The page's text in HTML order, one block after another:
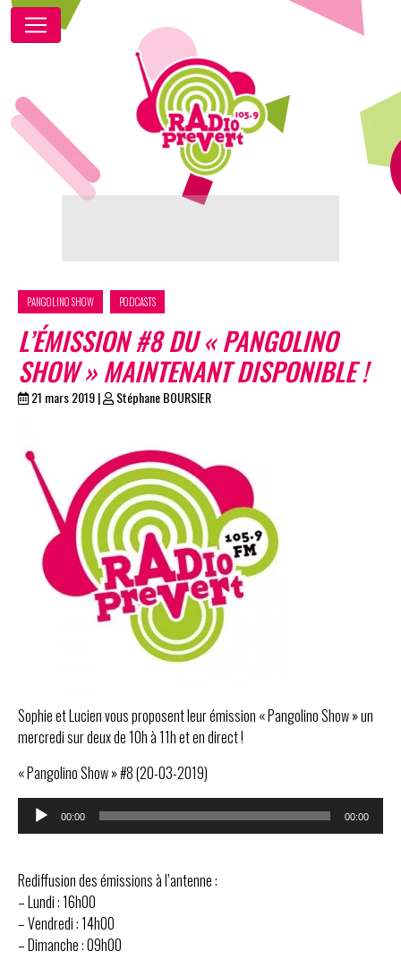
PANGOLINO SHOW PODCASTS
L’ÉMISSION #8 DU « PANGOLINO
SHOW » MAINTENANT DISPONIBLE !
21 mars 2019| Stéphane BOURSIER
Sophie et Lucien vous proposent leur émission « Pangolino Show » un
mercredi sur deux de 10h à 11h et en direct !
« Pangolino Show » #8 (20-03-2019)
Lecteur
audio
00:00 00:00
Rediffusion des émissions à l’antenne :
– Lundi : 16h00
– Vendredi : 14h00
– Dimanche : 09h00